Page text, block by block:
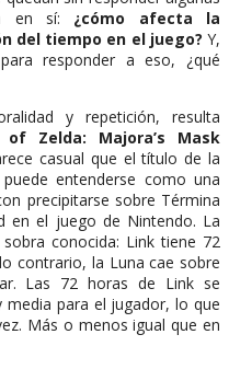
en sí: ¿cómo afecta la
del tiempo en el juego? Y,
responder a eso, ¿qué
y repetición, resulta
of Zelda: Majora’s Mask
casual que el título de la
entenderse como una
precipitarse sobre Términa
en el juego de Nintendo. La
conocida: Link tiene 72
contrario, la Luna cae sobre
Las 72 horas de Link se
para el jugador, lo que
Más o menos igual que en